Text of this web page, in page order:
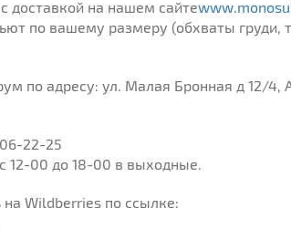
доставкой на нашем сайте
по вашему размеру (обхваты груди,
по адресу: ул. Малая Бронная д 12/4,
22-25
12-00 до 18-00 в выходные.
Wildberries по ссылке: